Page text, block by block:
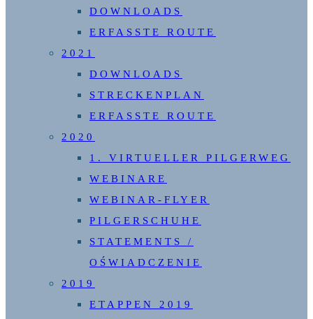
DOWNLOADS
ERFASSTE ROUTE
2021
DOWNLOADS
STRECKENPLAN
ERFASSTE ROUTE
2020
1. VIRTUELLER PILGERWEG
WEBINARE
WEBINAR-FLYER
PILGERSCHUHE
STATEMENTS /
OŚWIADCZENIE
2019
ETAPPEN 2019